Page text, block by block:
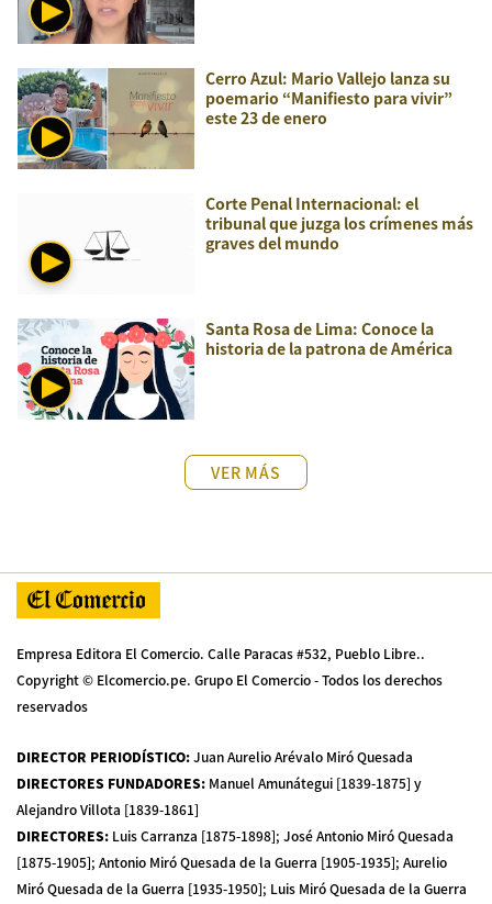
Cerro Azul: Mario Vallejo lanza su
poemario “Manifiesto para vivir”
este 23 de enero
Corte Penal Internacional: el
tribunal que juzga los crímenes más
graves del mundo
Santa Rosa de Lima: Conoce la
historia de la patrona de América
VER MÁS
Empresa Editora El Comercio. Calle Paracas #532, Pueblo Libre..
Copyright © Elcomercio.pe. Grupo El Comercio - Todos los derechos
reservados
DIRECTOR PERIODÍSTICO:Juan Aurelio Arévalo Miró Quesada
DIRECTORES FUNDADORES: Manuel Amunátegui [1839-1875] y
Alejandro Villota [1839-1861]
DIRECTORES: Luis Carranza [1875-1898]; José Antonio Miró Quesada
[1875-1905]; Antonio Miró Quesada de la Guerra [1905-1935]; Aurelio
Miró Quesada de la Guerra [1935-1950]; Luis Miró Quesada de la Guerra